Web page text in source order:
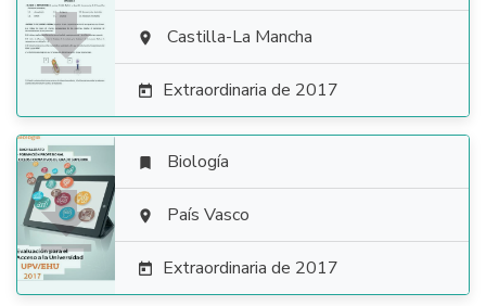
  Castilla-La Mancha
 Extraordinaria de 2017

 Biología
 País Vasco
 Extraordinaria de 2017